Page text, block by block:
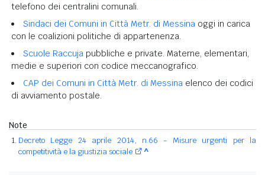
telefono dei centralini comunali.
Sindaci dei Comuni in Città Metr. di Messina oggi in carica
con le coalizioni politiche di appartenenza.
Scuole Raccuja pubbliche e private. Materne, elementari,
medie e superiori con codice meccanografico.
CAP dei Comuni in Città Metr. di Messina elenco dei codici
di avviamento postale.
Note
Decreto Legge 24 aprile 2014, n.66 - Misure urgenti per la
competitività e la giustizia sociale
^